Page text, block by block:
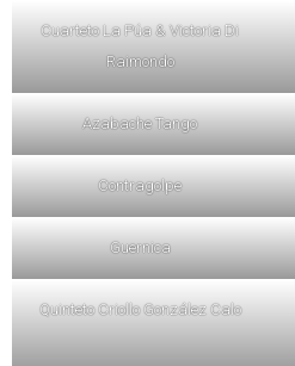
Cuarteto La Púa & Victoria Di
Raimondo
Azabache Tango
Contragolpe
Guernica
Quinteto Criollo González Calo